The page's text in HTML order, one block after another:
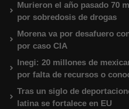
Murieron el año pasado 70
por sobredosis de drogas
Morena va por desafuero
por caso CIA
Inegi: 20 millones de
por falta de recursos o
Tras un siglo de
latina se fortalece en EU